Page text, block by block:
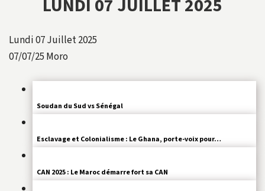
LUNDI 07 JUILLET 2025
Lundi 07 Juillet 2025
07/07/25 Moro
Soudan du Sud vs Sénégal
Esclavage et Colonialisme : Le Ghana, porte-voix pour…
CAN 2025 : Le Maroc démarre fort sa CAN